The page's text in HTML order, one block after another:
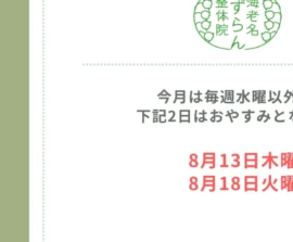
海老名
View on Facebook Share
海老名すずらん整体院